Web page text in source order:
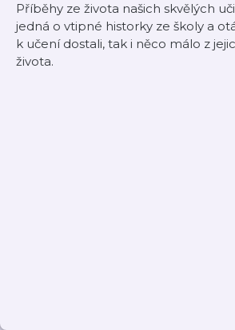
Příběhy ze života našich skvělých
jedná o vtipné historky ze školy a
k učení dostali, tak i něco málo z
života.